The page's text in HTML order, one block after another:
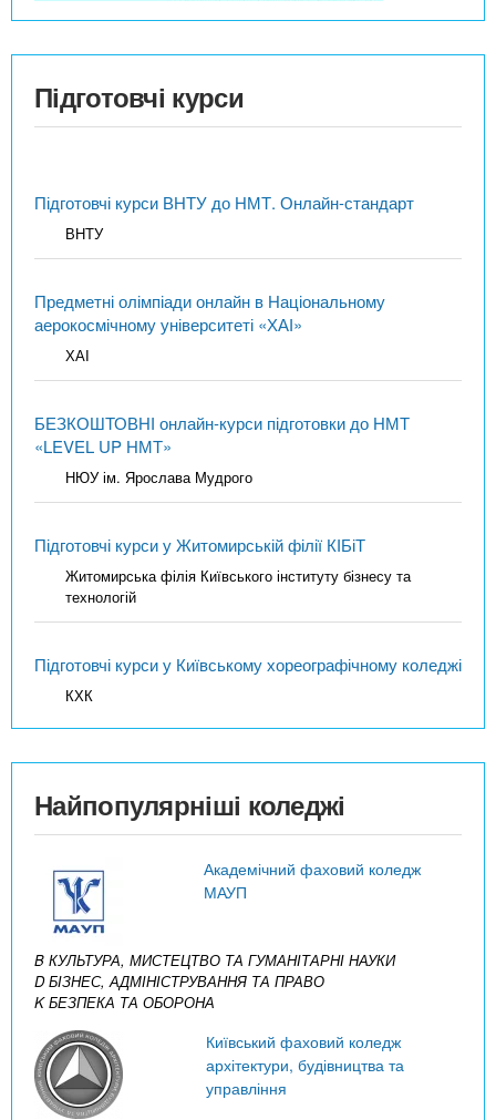
Підготовчі курси
Підготовчі курси ВНТУ до НМТ. Онлайн-стандарт
ВНТУ
Предметні олімпіади онлайн в Національному
аерокосмічному університеті «ХАІ»
ХАІ
БЕЗКОШТОВНІ онлайн-курси підготовки до НМТ
«LEVEL UP НМТ»
НЮУ ім. Ярослава Мудрого
Підготовчі курси у Житомирській філії КІБіТ
Житомирська філія Київського інституту бізнесу та
технологій
Підготовчі курси у Київському хореографічному коледжі
КХК
Найпопулярніші коледжі
Академічний фаховий коледж
МАУП
B КУЛЬТУРА, МИСТЕЦТВО ТА ГУМАНІТАРНІ НАУКИ
D БІЗНЕС, АДМІНІСТРУВАННЯ ТА ПРАВО
K БЕЗПЕКА ТА ОБОРОНА
Київський фаховий коледж
архітектури, будівництва та
управління